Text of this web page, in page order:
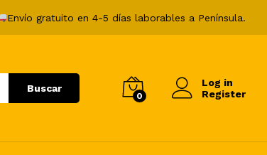
Envío gratuito en 4-5 días laborables a Península.
Buscar
0
Log in
Register
641,99€ Añadir al carrito